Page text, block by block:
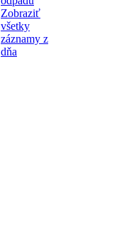
Zobraziť
všetky
záznamy z
dňa